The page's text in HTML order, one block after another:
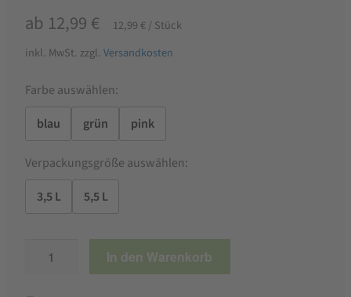
ab 12,99 € 12,99 €/Stück
inkl. MwSt. zzgl. Versandkosten
Farbe auswählen:
blau
grün pink
Verpackungsgröße auswählen:
3,5 L
5,5 L
Futterautomat
In den Warenkorb